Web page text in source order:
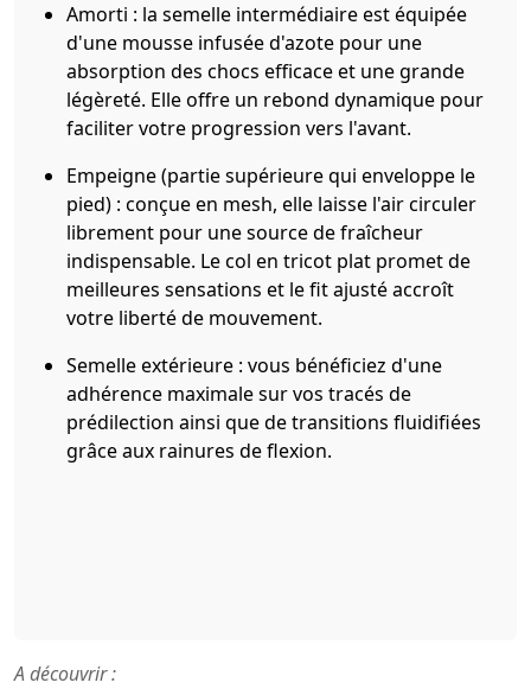
Amorti : la semelle intermédiaire est équipée
d'une mousse infusée d'azote pour une
absorption des chocs efficace et une grande
légèreté. Elle offre un rebond dynamique pour
faciliter votre progression vers l'avant.
Empeigne (partie supérieure qui enveloppe le
pied) : conçue en mesh, elle laisse l'air circuler
librement pour une source de fraîcheur
indispensable. Le col en tricot plat promet de
meilleures sensations et le fit ajusté accroît
votre liberté de mouvement.
Semelle extérieure : vous bénéficiez d'une
adhérence maximale sur vos tracés de
prédilection ainsi que de transitions fluidifiées
grâce aux rainures de flexion.
A découvrir :